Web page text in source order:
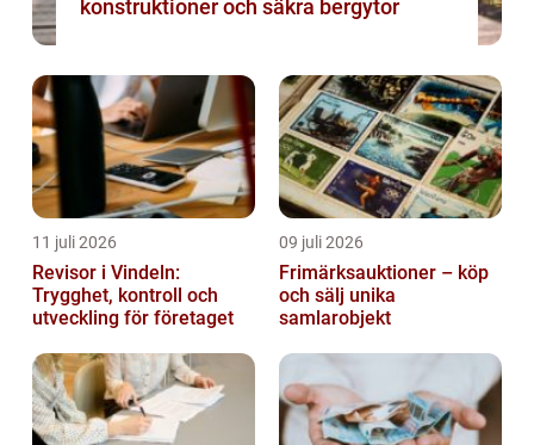
konstruktioner och säkra bergytor
11 juli 2026
Revisor i Vindeln:
Trygghet, kontroll och
utveckling för företaget
09 juli 2026
Frimärksauktioner – köp
och sälj unika
samlarobjekt